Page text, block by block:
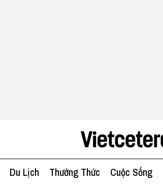
Du Lịch Thưởng Thức Cuộc Sống